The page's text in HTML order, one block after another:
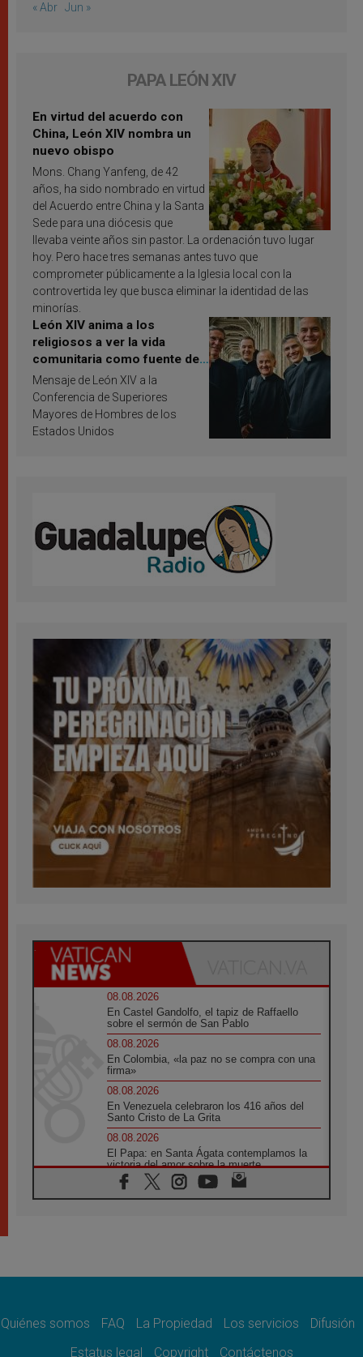
« Abr Jun »
PAPA LEÓN XIV
En virtud del acuerdo con
China, León XIV nombra un
nuevo obispo
Mons. Chang Yanfeng, de 42
años, ha sido nombrado en virtud
del Acuerdo entre China y la Santa
Sede para una diócesis que
llevaba veinte años sin pastor. La ordenación tuvo lugar
hoy. Pero hace tres semanas antes tuvo que
comprometer públicamente a la Iglesia local con la
controvertida ley que busca eliminar la identidad de las
minorías.
León XIV anima a los
religiosos a ver la vida
comunitaria como fuente de
inspiración y santificación
Mensaje de León XIV a la
Conferencia de Superiores
Mayores de Hombres de los
Estados Unidos
08.08.2026
En Castel Gandolfo, el tapiz de Raffaello
sobre el sermón de San Pablo
08.08.2026
En Colombia, «la paz no se compra con una
firma»
08.08.2026
En Venezuela celebraron los 416 años del
Santo Cristo de La Grita
08.08.2026
El Papa: en Santa Ágata contemplamos la
victoria del amor sobre la muerte
08.08.2026
León XIV visitará el Santuario de la Madre
07.08.2026
07.08.2026
el compromiso del cristiano"
Quiénes somos FAQ La Propiedad Los servicios
Difusión
Estatus legal
Copyright Contáctenos